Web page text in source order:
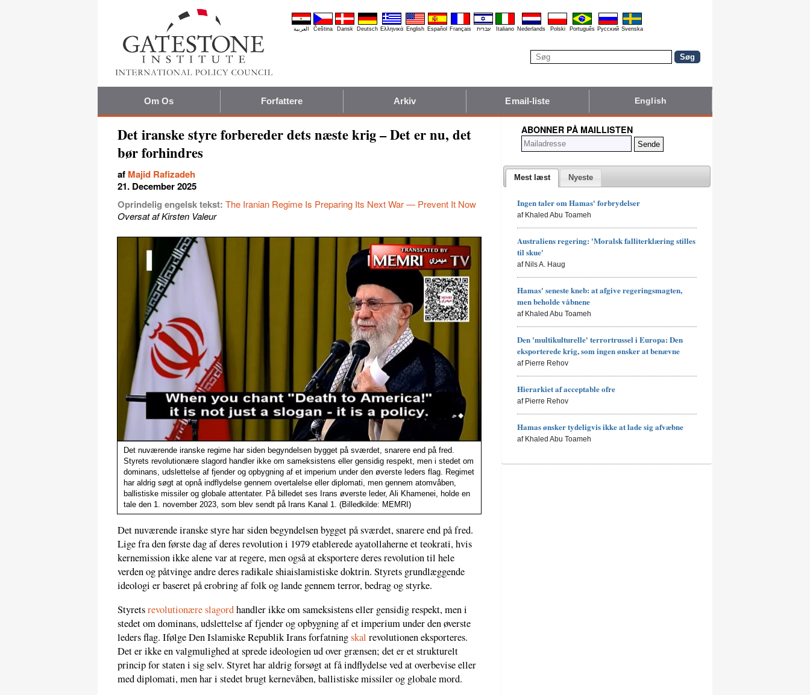
العربية Čeština Dansk Deutsch Ελληνικά English Español Français עברית Italiano Nederlands Polski Português Pyccĸий Svenska
Om Os Forfattere Arkiv Email-liste English
Det iranske styre forbereder dets næste krig – Det er nu, det
bør forhindres
af Majid Rafizadeh
21. December 2025
Oprindelig engelsk tekst: The Iranian Regime Is Preparing Its Next War — Prevent It Now
Oversat af Kirsten Valeur
Det nuværende iranske regime har siden begyndelsen bygget på sværdet, snarere end på fred.
Styrets revolutionære slagord handler ikke om sameksistens eller gensidig respekt, men i stedet om
dominans, udslettelse af fjender og opbygning af et imperium under den øverste leders flag. Regimet
har aldrig søgt at opnå indflydelse gennem overtalelse eller diplomati, men gennem atomvåben,
ballistiske missiler og globale attentater. På billedet ses Irans øverste leder, Ali Khamenei, holde en
tale den 1. november 2023, som blev sendt på Irans Kanal 1. (Billedkilde: MEMRI)
Det nuværende iranske styre har siden begyndelsen bygget på sværdet, snarere end på fred.
Lige fra den første dag af deres revolution i 1979 etablerede ayatollaherne et teokrati, hvis
kernemission ikke alene var at regere, men også at eksportere deres revolution til hele
verden og påtvinge andre deres radikale shiaislamistiske doktrin. Styrets grundlæggende
ideologi er baseret på erobring af folk og lande gennem terror, bedrag og styrke.
Styretsrevolutionære slagordhandler ikke om sameksistens eller gensidig respekt, men i
stedet om dominans, udslettelse af fjender og opbygning af et imperium under den øverste
leders flag. Ifølge Den Islamiske Republik Irans forfatningskal revolutionen eksporteres.
Det er ikke en valgmulighed at sprede ideologien ud over grænsen; det er et strukturelt
princip for staten i sig selv. Styret har aldrig forsøgt at få indflydelse ved at overbevise eller
med diplomati, men har i stedet brugt kernevåben, ballistiske missiler og globale mord.
ABONNER PÅ MAILLISTEN
Mest læst Nyeste
Ingen taler om Hamas' forbrydelser
af Khaled Abu Toameh
Australiens regering: 'Moralsk falliterklæring stilles
til skue'
af Nils A. Haug
Hamas' seneste kneb: at afgive regeringsmagten,
men beholde våbnene
af Khaled Abu Toameh
Den 'multikulturelle' terrortrussel i Europa: Den
eksporterede krig, som ingen ønsker at benævne
af Pierre Rehov
Hierarkiet af acceptable ofre
af Pierre Rehov
Hamas ønsker tydeligvis ikke at lade sig afvæbne
af Khaled Abu Toameh